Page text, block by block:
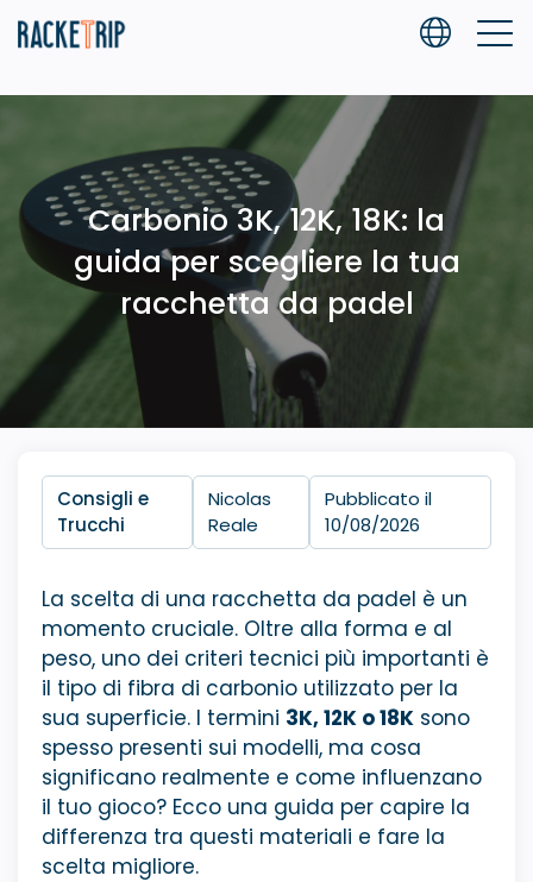
Carbonio 3K, 12K, 18K: la
guida per scegliere la tua
racchetta da padel
Consigli e
Trucchi
Nicolas
Reale
Pubblicato il
10/08/2026
La scelta di una racchetta da padel è un
momento cruciale. Oltre alla forma e al
peso, uno dei criteri tecnici più importanti è
il tipo di fibra di carbonio utilizzato per la
sua superficie. I termini 3K, 12K o 18K sono
spesso presenti sui modelli, ma cosa
significano realmente e come influenzano
il tuo gioco? Ecco una guida per capire la
differenza tra questi materiali e fare la
scelta migliore.